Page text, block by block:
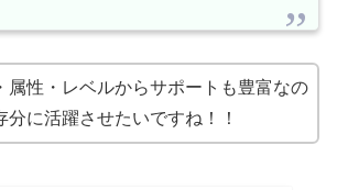
属性・レベルからサポートも豊富なの
分に活躍させたいですね！！